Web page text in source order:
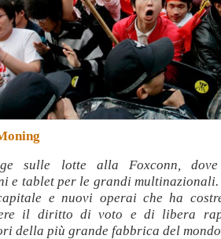
sulle lotte alla Foxconn,
e tablet per le grandi
e nuovi operai che ha
il diritto di voto e di libera
della più grande fabbrica del